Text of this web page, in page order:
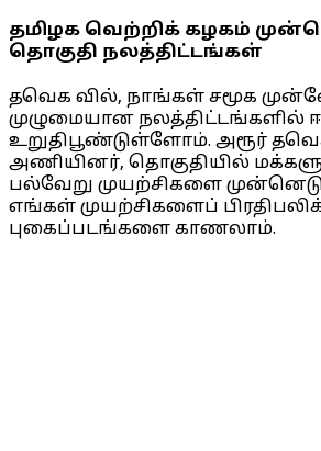
தமிழக வெற்றிக் கழகம்
தொகுதி நலத்திட்டங்கள்
தவெக வில், நாங்கள் சமூக
முழுமையான நலத்திட்டங்களில்
உறுதிபூண்டுள்ளோம். அரூர் தவெக
அணியினர், தொகுதியில்
பல்வேறு முயற்சிகளை
எங்கள் முயற்சிகளைப்
புகைப்படங்களை காணலாம்.